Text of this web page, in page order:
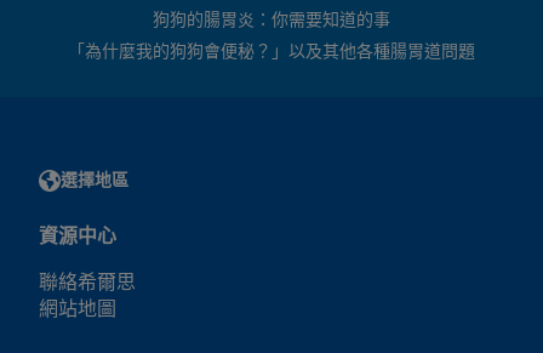
狗狗的腸胃炎：你需要知道的事
「為什麼我的狗狗會便秘？」以及其他各種腸胃道問題
選擇地區
資源中心
聯絡希爾思
網站地圖